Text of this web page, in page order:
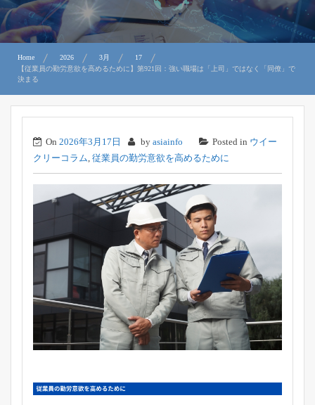
Home 2026 3月
17
【従業員の勤労意欲を高めるために】第921回：強い職場は「上司」ではなく「同僚」で
決まる
On 2026年3月17日 by asiainfo Posted in ウイー
クリーコラム 従業員の勤労意欲を高めるために